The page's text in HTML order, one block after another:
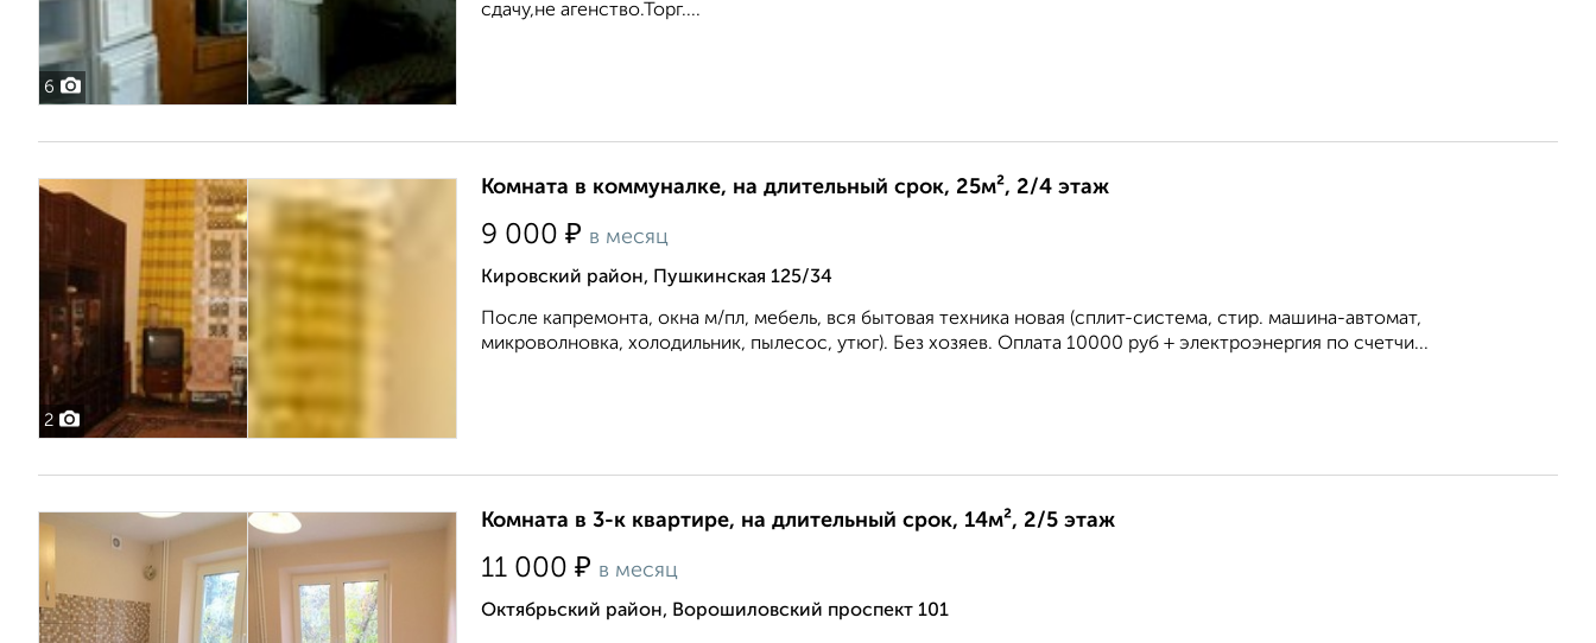
6
сдачу,не агенство.Торг....
2
Комната в коммуналке, на длительный срок, 25м², 2/4 этаж
9 000 ₽ в месяц
Кировский район, Пушкинская 125/34
После капремонта, окна м/пл, мебель, вся бытовая техника новая (сплит-система, стир. машина-автомат,
микроволновка, холодильник, пылесос, утюг). Без хозяев. Оплата 10000 руб + электроэнергия по счетчи...
Комната в 3-к квартире, на длительный срок, 14м², 2/5 этаж
11 000 ₽ в месяц
Октябрьский район, Ворошиловский проспект 101